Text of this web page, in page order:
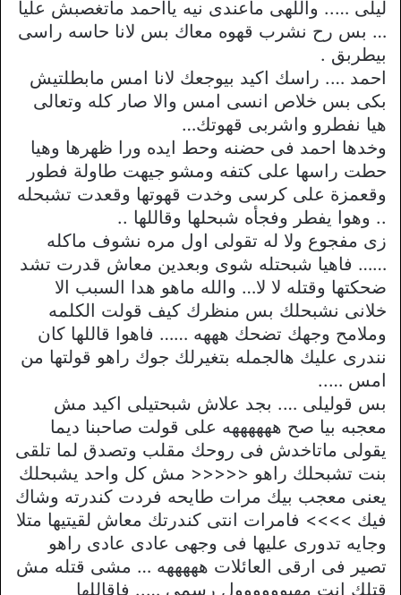
ليلى ….. واللهى ماعندى نيه يااحمد ماتغصبش عليا
… بس رح نشرب قهوه معاك بس لانا حاسه راسى
بيطربق .
احمد …. راسك اكيد بيوجعك لانا امس مابطلتيش
بكى بس خلاص انسى امس والا صار كله وتعالى
هيا نفطرو واشربى قهوتك…
وخدها احمد فى حضنه وحط ايده ورا ظهرها وهيا
حطت راسها على كتفه ومشو جيهت طاولة فطور
وقعمزة على كرسى وخدت قهوتها وقعدت تشبحله
.. وهوا يفطر وفجأه شبحلها وقاللها ..
زى مفجوع ولا له تقولى اول مره نشوف ماكله
…… فاهيا شبحتله شوى وبعدين معاش قدرت تشد
ضحكتها وقتله لا لا… والله ماهو هدا السبب الا
خلانى نشبحلك بس منظرك كيف قولت الكلمه
وملامح وجهك تضحك هههه …… فاهوا قاللها كان
نندرى عليك هالجمله بتغيرلك جوك راهو قولتها من
امس …..
بس قوليلى …. بجد علاش شبحتيلى اكيد مش
معجبه بيا صح ههههههه على قولت صاحبنا ديما
يقولى ماتاخدش فى روحك مقلب وتصدق لما تلقى
بنت تشبحلك راهو <<<<< مش كل واحد يشبحلك
يعنى معجب بيك مرات طايحه فردت كندرته وشاك
فيك >>>> فامرات انتى كندرتك معاش لقيتيها متلا
وجايه تدورى عليها فى وجهى عادى عادى راهو
تصير فى ارقى العائلات هههههه … مشى قتله مش
قتلك انت مهبوووووول رسمى ….. فاقاللها